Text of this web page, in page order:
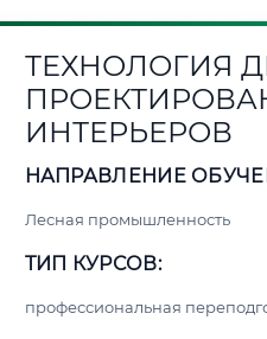
ТЕХНОЛОГИЯ
ИНТЕРЬЕРОВ
НАПРАВЛЕНИЕ
Лесная промышленность
ТИП КУРСОВ:
профессиональная